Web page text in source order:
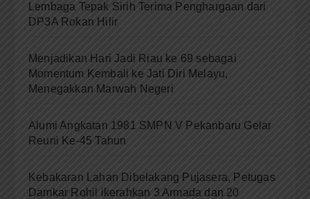
Lembaga Tepak Sirih Terima Penghargaan dari
DP3A Rokan Hilir
Menjadikan Hari Jadi Riau ke 69 sebagai
Momentum Kembali ke Jati Diri Melayu,
Menegakkan Marwah Negeri
Alumi Angkatan 1981 SMPN V Pekanbaru Gelar
Reuni Ke-45 Tahun
Kebakaran Lahan Dibelakang Pujasera, Petugas
Damkar Rohil ikerahkan 3 Armada dan 20